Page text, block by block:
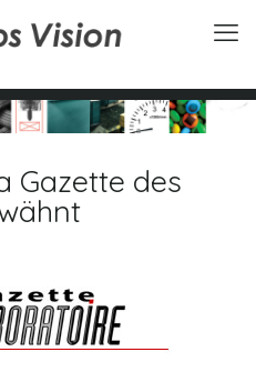
Gazette des